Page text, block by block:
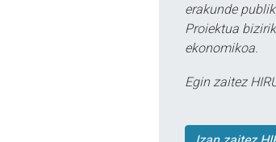
erakunde
Proiektua
ekonomikoa.
Egin zaitez